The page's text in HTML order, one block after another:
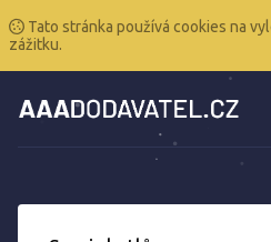
Tato stránka používá cookies na
zážitku.